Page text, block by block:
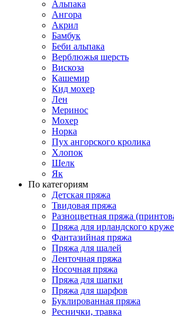
Альпака
Ангора
Акрил
Бамбук
Беби альпака
Верблюжья шерсть
Вискоза
Кашемир
Кид мохер
Лен
Меринос
Мохер
Норка
Пух ангорского кролика
Хлопок
Шелк
Як
По категориям
Детская пряжа
Твидовая пряжа
Разноцветная пряжа
Пряжа для ирландского
Фантазийная пряжа
Пряжа для шалей
Ленточная пряжа
Носочная пряжа
Пряжа для шапки
Пряжа для шарфов
Буклированная пряжа
Реснички, травка